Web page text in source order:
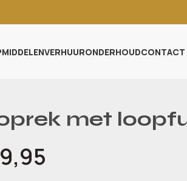
VERHUURONDERHOUDCONTACT
met